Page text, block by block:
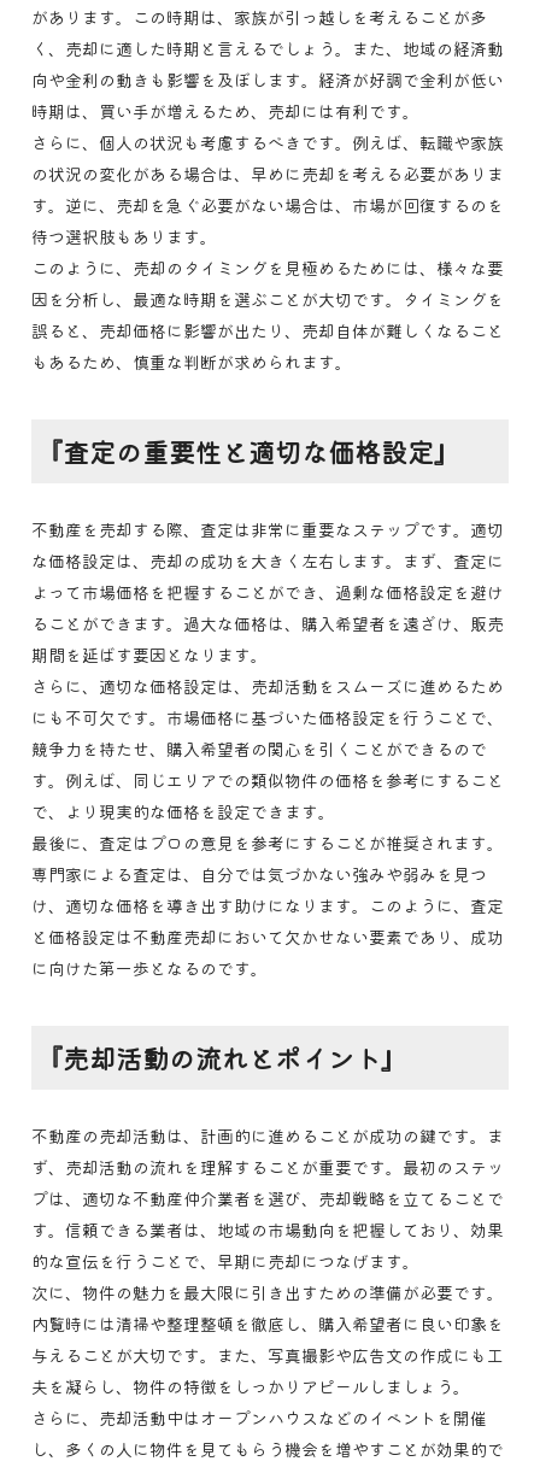
があります。この時期は、家族が引っ越しを考えることが多
く、売却に適した時期と言えるでしょう。また、地域の経済動
向や金利の動きも影響を及ぼします。経済が好調で金利が低い
時期は、買い手が増えるため、売却には有利です。
さらに、個人の状況も考慮するべきです。例えば、転職や家族
の状況の変化がある場合は、早めに売却を考える必要がありま
す。逆に、売却を急ぐ必要がない場合は、市場が回復するのを
待つ選択肢もあります。
このように、売却のタイミングを見極めるためには、様々な要
因を分析し、最適な時期を選ぶことが大切です。タイミングを
誤ると、売却価格に影響が出たり、売却自体が難しくなること
もあるため、慎重な判断が求められます。
『査定の重要性と適切な価格設定』
不動産を売却する際、査定は非常に重要なステップです。適切
な価格設定は、売却の成功を大きく左右します。まず、査定に
よって市場価格を把握することができ、過剰な価格設定を避け
ることができます。過大な価格は、購入希望者を遠ざけ、販売
期間を延ばす要因となります。
さらに、適切な価格設定は、売却活動をスムーズに進めるため
にも不可欠です。市場価格に基づいた価格設定を行うことで、
競争力を持たせ、購入希望者の関心を引くことができるので
す。例えば、同じエリアでの類似物件の価格を参考にすること
で、より現実的な価格を設定できます。
最後に、査定はプロの意見を参考にすることが推奨されます。
専門家による査定は、自分では気づかない強みや弱みを見つ
け、適切な価格を導き出す助けになります。このように、査定
と価格設定は不動産売却において欠かせない要素であり、成功
に向けた第一歩となるのです。
『売却活動の流れとポイント』
不動産の売却活動は、計画的に進めることが成功の鍵です。ま
ず、売却活動の流れを理解することが重要です。最初のステッ
プは、適切な不動産仲介業者を選び、売却戦略を立てることで
す。信頼できる業者は、地域の市場動向を把握しており、効果
的な宣伝を行うことで、早期に売却につなげます。
次に、物件の魅力を最大限に引き出すための準備が必要です。
内覧時には清掃や整理整頓を徹底し、購入希望者に良い印象を
与えることが大切です。また、写真撮影や広告文の作成にも工
夫を凝らし、物件の特徴をしっかりアピールしましょう。
さらに、売却活動中はオープンハウスなどのイベントを開催
し、多くの人に物件を見てもらう機会を増やすことが効果的で